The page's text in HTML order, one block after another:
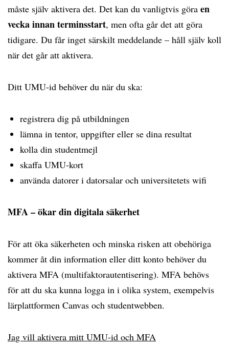
måste själv aktivera det. Det kan du vanligtvis göra en
vecka innan terminsstart, men ofta går det att göra
tidigare. Du får inget särskilt meddelande – håll själv koll
när det går att aktivera.
Ditt UMU-id behöver du när du ska:
registrera dig på utbildningen
lämna in tentor, uppgifter eller se dina resultat
kolla din studentmejl
skaffa UMU-kort
använda datorer i datorsalar och universitetets wifi
MFA – ökar din digitala säkerhet
För att öka säkerheten och minska risken att obehöriga
kommer åt din information eller ditt konto behöver du
aktivera MFA (multifaktorautentisering). MFA behövs
för att du ska kunna logga in i olika system, exempelvis
lärplattformen Canvas och studentwebben.
Jag vill aktivera mitt UMU-id och MFA